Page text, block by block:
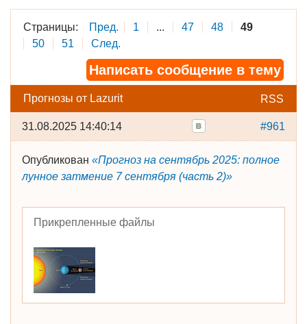
Страницы: Пред. 1 ... 47 48
49
50
51 След.
Написать сообщение в тему
RSS
Прогнозы от Lazurit
#961
31.08.2025 14:40:14
Опубликован «Прогноз на сентябрь 2025: полное
лунное затмение 7 сентября (часть 2)»
Прикрепленные файлы